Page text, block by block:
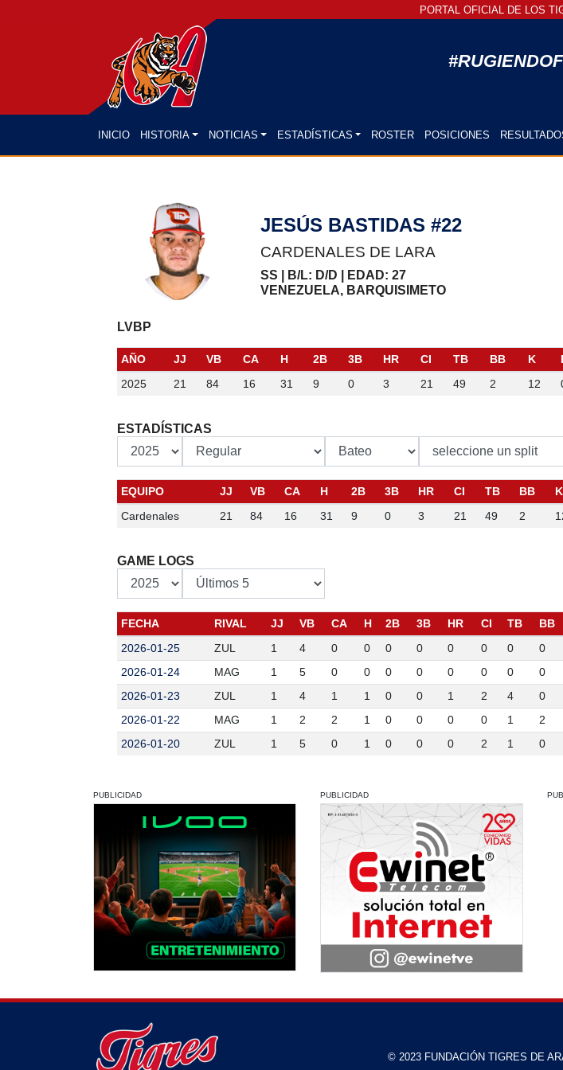
PORTAL OFICIAL DE LOS
INICIO(CURRENT)
HISTORIA NOTICIAS ESTADÍSTICAS ROSTER POSICIONES
JESÚS BASTIDAS #22
CARDENALES DE LARA
SS | B/L: D/D | EDAD: 27
VENEZUELA, BARQUISIMETO
LVBP
AÑO JJ VB CA H 2B 3B HR CI TB BB K
2025
21 84 16 31 9 0 3 21 49 2 12
ESTADÍSTICAS
EQUIPO JJ VB CA H 2B 3B HR CI TB BB K
Cardenales
21 84 16 31 9 0 3 21 49 2
GAME LOGS
FECHA RIVAL JJ VB CA H 2B 3B HR CI TB BB
2026-01-25
ZUL 1 4 0 0 0 0 0 0 0 0
2026-01-24
MAG 1 5 0 0 0 0 0 0 0 0
2026-01-23
ZUL 1 4 1 1 0 0 1 2 4 0
2026-01-22
MAG 1 2 2 1 0 0 0 0 1 2
2026-01-20
ZUL 1 5 0 1 0 0 0 2 1 0
PUBLICIDAD PUBLICIDAD
© 2023 FUNDACIÓN TIGRES DE